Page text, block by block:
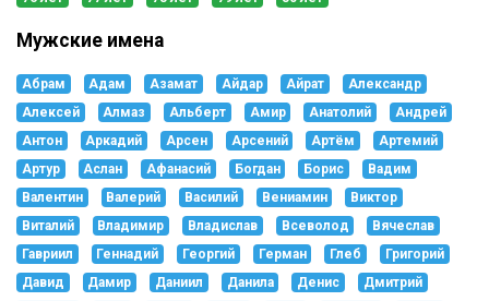
Мужские имена
Абрам Адам Азамат Айдар Айрат
Александр
Алексей
Алмаз Альберт Амир Анатолий
Андрей
Антон
Аркадий Арсен Арсений Артём
Артемий
Артур
Аслан Афанасий Богдан Борис
Вадим
Валентин
Валерий Василий Вениамин
Виктор
Виталий
Владимир Владислав Всеволод
Вячеслав
Гавриил
Геннадий Георгий Герман Глеб
Григорий
Давид
Дамир Даниил Данила Денис
Дмитрий